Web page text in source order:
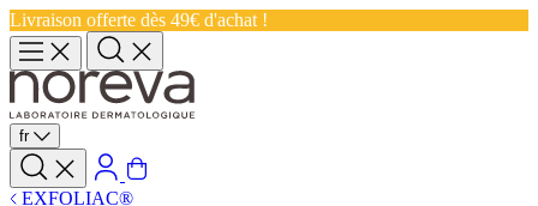
Livraison offerte dès 49€ d'achat !
fr
EXFOLIAC®